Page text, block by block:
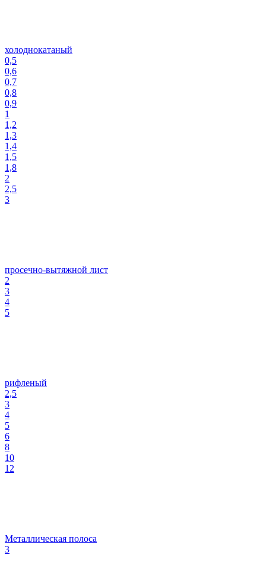
холоднокатаный
0,5
0,6
0,7
0,8
0,9
1
1,2
1,3
1,4
1,5
1,8
2
2,5
3
просечно-вытяжной лист
2
3
4
5
рифленый
2,5
3
4
5
6
8
10
12
Металлическая полоса
3